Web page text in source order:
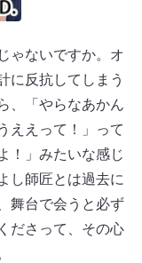
ゃないですか。オ
に反抗してしまう
、「やらなあかん
ええって！」って
！」みたいな感じ
し師匠とは過去に
舞台で会うと必ず
ださって、その心